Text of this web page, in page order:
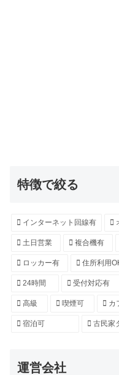
特徴で絞る
インターネット回線有
土日営業 複合機有
ロッカー有 住所利用
24時間 受付対応有
高級 喫煙可 カ
宿泊可 古民家
運営会社